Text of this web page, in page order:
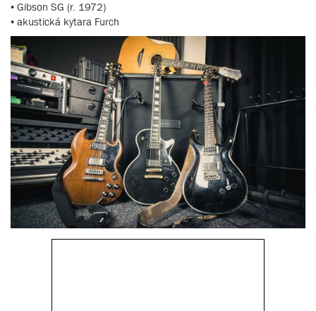
• Gibson SG (r. 1972)
• akustická kytara Furch